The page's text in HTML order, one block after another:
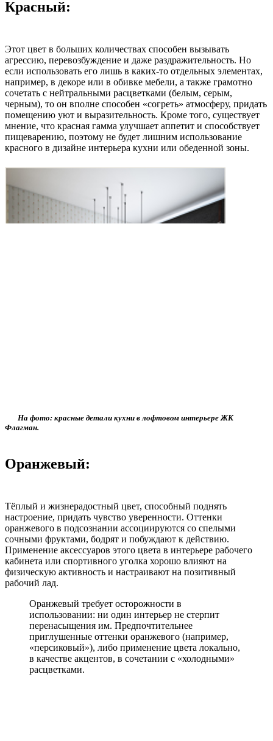
Красный:
Этот цвет в больших количествах способен вызывать
агрессию, перевозбуждение и даже раздражительность. Но
если использовать его лишь в каких-то отдельных элементах,
например, в декоре или в обивке мебели, а также грамотно
сочетать с нейтральными расцветками (белым, серым,
черным), то он вполне способен «согреть» атмосферу, придать
помещению уют и выразительность. Кроме того, существует
мнение, что красная гамма улучшает аппетит и способствует
пищеварению, поэтому не будет лишним использование
красного в дизайне интерьера кухни или обеденной зоны.
На фото: красные детали кухни в лофтовом интерьере ЖК
Флагман.
Оранжевый:
Тёплый и жизнерадостный цвет, способный поднять
настроение, придать чувство уверенности. Оттенки
оранжевого в подсознании ассоциируются со спелыми
сочными фруктами, бодрят и побуждают к действию.
Применение аксессуаров этого цвета в интерьере рабочего
кабинета или спортивного уголка хорошо влияют на
физическую активность и настраивают на позитивный
рабочий лад.
Оранжевый требует осторожности в
использовании: ни один интерьер не стерпит
перенасыщения им. Предпочтительнее
приглушенные оттенки оранжевого (например,
«персиковый»), либо применение цвета локально,
в качестве акцентов, в сочетании с «холодными»
расцветками.